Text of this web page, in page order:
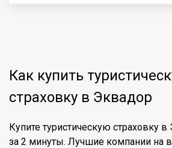
Как купить
страховку в Эквадор
Купите туристическую страховку
за 2 минуты. Лучшие компании на